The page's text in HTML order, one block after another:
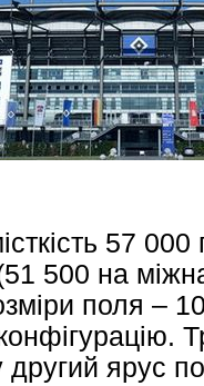
57 000
500 на
поля –
ярус